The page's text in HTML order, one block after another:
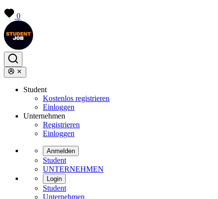
0
Student
Kostenlos registrieren
Einloggen
Unternehmen
Registrieren
Einloggen
Anmelden
Student
UNTERNEHMEN
Login
Student
Unternehmen